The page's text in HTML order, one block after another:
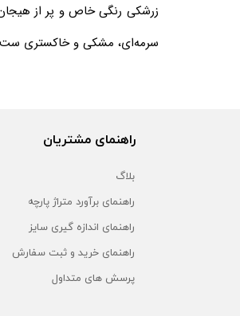
زرشکی رنگی خاص و پر از
سرمه‌ای، مشکی و خاکستری ست
راهنمای مشتریان
بلاگ
راهنمای برآورد متراژ پارچه
راهنمای اندازه گیری سایز
راهنمای خرید و ثبت سفارش
پرسش های متداول